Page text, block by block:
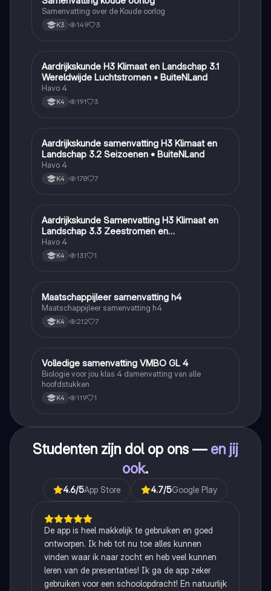
Samenvatting over de Koude oorlog
K3 149 3
Aardrijkskunde
Aardrijkskunde H3 Klimaat en Landschap 3.1
Wereldwijde Luchtstromen • BuiteNLand
Havo 4
K4 191 3
Aardrijkskunde
Aardrijkskunde samenvatting H3 Klimaat en
Landschap 3.2 Seizoenen • BuiteNLand
Havo 4
K4 178 7
Aardrijkskunde
Aardrijkskunde Samenvatting H3 Klimaat en
Landschap 3.3 Zeestromen en
Klimaatgebieden • BuiteNLand
Havo 4
K4 131 1
Maatschappijleer
Maatschappijleer samenvatting h4
Maatschappijleer samenvatting h4
K4 212 7
Biologie
Volledige samenvatting VMBO GL 4
Biologie voor jou klas 4 damenvatting van alle
hoofdstukken
K4 119 1
Studenten zijn dol op ons — en jij
ook.
4.6/5App Store 4.7/5Google Play
De app is heel makkelijk te gebruiken en goed
ontworpen. Ik heb tot nu toe alles kunnen
vinden waar ik naar zocht en heb veel kunnen
leren van de presentaties! Ik ga de app zeker
gebruiken voor een schoolopdracht! En natuurlijk